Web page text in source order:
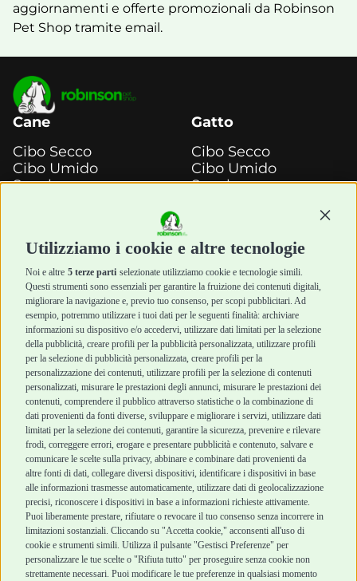
Utilizziamo i cookie e altre tecnologie
Noi e altre 5 terze parti selezionate utilizziamo cookie e tecnologie simili.
Questi strumenti sono essenziali per garantire la fruizione dei contenuti digitali,
migliorare la navigazione e, previo tuo consenso, per scopi pubblicitari. Ad
esempio, potremmo utilizzare i tuoi dati per le seguenti finalità: archiviare
informazioni su dispositivo e/o accedervi, utilizzare dati limitati per la selezione
della pubblicità, creare profili per la pubblicità personalizzata, utilizzare profili
per la selezione di pubblicità personalizzata, creare profili per la
personalizzazione dei contenuti, utilizzare profili per la selezione di contenuti
personalizzati, misurare le prestazioni degli annunci, misurare le prestazioni dei
contenuti, comprendere il pubblico attraverso statistiche o la combinazione di
dati provenienti da fonti diverse, sviluppare e migliorare i servizi, utilizzare dati
limitati per la selezione dei contenuti, garantire la sicurezza, prevenire e rilevare
frodi, correggere errori, erogare e presentare pubblicità e contenuto, salvare e
comunicare le scelte sulla privacy, abbinare e combinare dati provenienti da
altre fonti di dati, collegare diversi dispositivi, identificare i dispositivi in base
alle informazioni trasmesse automaticamente, utilizzare dati di geolocalizzazione
precisi, riconoscere i dispositivi in base a informazioni richieste attivamente.
Puoi liberamente prestare, rifiutare o revocare il tuo consenso senza incorrere in
limitazioni sostanziali. Cliccando su "Accetta cookie," acconsenti all'uso di
cookie e strumenti simili. Utilizza il pulsante "Gestisci Preferenze" per
personalizzare le tue scelte o "Rifiuta tutto" per proseguire senza cookie non
strettamente necessari. Puoi modificare le tue preferenze in qualsiasi momento
aggiornamenti e offerte promozionali da Robinson
Pet Shop tramite email.
Cane
Cibo Secco
Cibo Umido
Snack e
Igiene e Pulizia
Accessori
Cani Mini
Top Quality
Gatto
Cibo Secco
Cibo Umido
Snack e
Igiene e Pulizia
Accessori
Top Quality
Robinson Pet Shop
Chi siamo
Punti vendita
Marchi
Blog
Assistenza Robinson
Pet Shop
Offerte
Promozioni
Recensioni Feedaty
Acquisti sicuri
Termini e condizioni
di vendita
Cashback
Metodi di
pagamento
Recesso e Reso
Spedizioni
Robinson Pet Shop S.r.l.